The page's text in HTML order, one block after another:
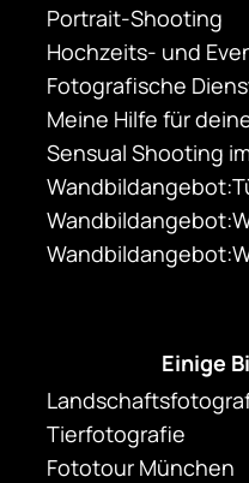
Portrait-Shooting
Hochzeits- und
Fotografische
Meine Hilfe für
Sensual Shooting
Einige
Tierfotografie
Fototour München